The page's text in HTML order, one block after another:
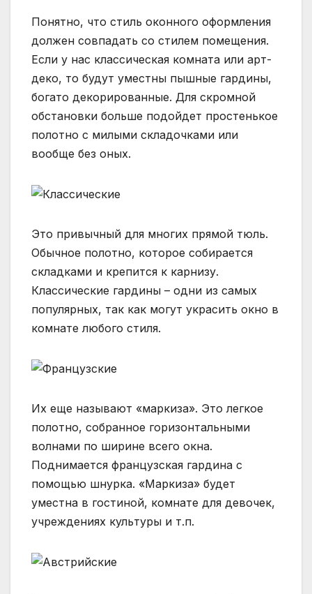
Понятно, что стиль оконного оформления
должен совпадать со стилем помещения.
Если у нас классическая комната или арт-
деко, то будут уместны пышные гардины,
богато декорированные. Для скромной
обстановки больше подойдет простенькое
полотно с милыми складочками или
вообще без оных.
Это привычный для многих прямой тюль.
Обычное полотно, которое собирается
складками и крепится к карнизу.
Классические гардины – одни из самых
популярных, так как могут украсить окно в
комнате любого стиля.
Их еще называют «маркиза». Это легкое
полотно, собранное горизонтальными
волнами по ширине всего окна.
Поднимается французская гардина с
помощью шнурка. «Маркиза» будет
уместна в гостиной, комнате для девочек,
учреждениях культуры и т.п.